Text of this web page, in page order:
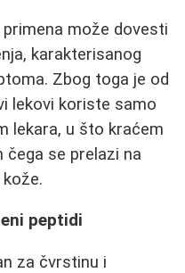
može dovesti
karakterisanog
Zbog toga je od
lekovi koriste samo
lekara, u što kraćem
čega se prelazi na
peptidi
za čvrstinu i